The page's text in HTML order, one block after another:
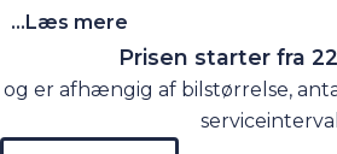
Peugeot og Leapmotor), da
fortsætter videre i denne type
Hvorfor en serviceaftale?
En serviceaftale (sølv) er for de
...Læs mere
Prisen starter fra
og er afhængig af bilstørrelse,
serviceinterval